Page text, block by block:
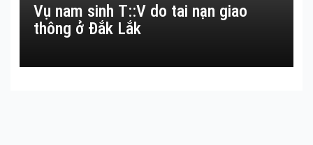
Vụ nam sinh T::V do tai nạn giao
thông ở Đắk Lắk